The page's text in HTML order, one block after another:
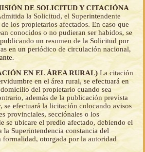
DE SOLICITUD Y CITACIÓNA
la Solicitud, el Superintendente
los propietarios afectados. En caso que
conocidos o no pudieran ser habidos, se
un resumen de la Solicitud por
en un periódico de circulación nacional,
EN EL ÁREA RURAL) La citación
en el área rural, se efectuará en
del propietario cuando sea
además de la publicación prevista
se efectuará la licitación colocando avisos
provinciales, secciónales o los
se ubicare el predio afectado, debiendo el
la Superintendencia constancia del
formalidad, otorgada por la autoridad